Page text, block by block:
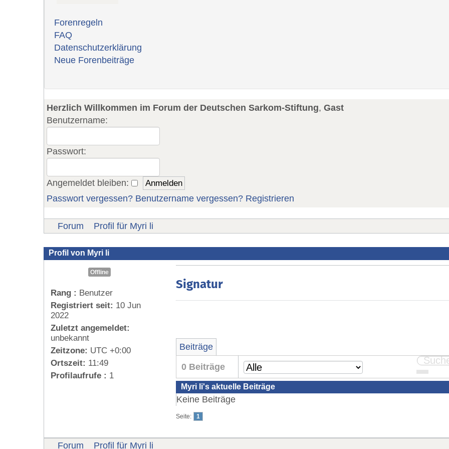
Forenregeln
FAQ
Datenschutzerklärung
Neue Forenbeiträge
Herzlich Willkommen im Forum der Deutschen Sarkom-Stiftung, Gast
Benutzername:
Passwort:
Angemeldet bleiben:
Passwort vergessen? Benutzername vergessen? Registrieren
Forum Profil für Myri li
Profil von Myri li
Offline
Rang : Benutzer
Registriert seit: 10 Jun
2022
Zuletzt angemeldet:
unbekannt
Zeitzone: UTC +0:00
Ortszeit: 11:49
Profilaufrufe : 1
Signatur
Beiträge
0 Beiträge
Myri li's aktuelle Beiträge
Keine Beiträge
Seite: 1
Forum Profil für Myri li